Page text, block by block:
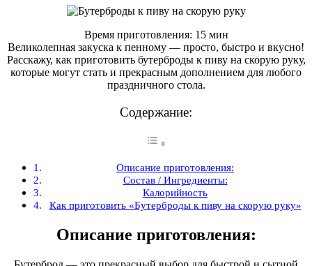
Время приготовления: 15 мин
Великолепная закуска к пенному — просто, быстро и вкусно!
Расскажу, как приготовить бутерброды к пиву на скорую руку,
которые могут стать и прекрасным дополнением для любого
праздничного стола.
Содержание:
Описание приготовления:
Состав / Ингредиенты:
Калорийность
Как приготовить «Бутерброды к пиву на скорую руку»
Описание приготовления: